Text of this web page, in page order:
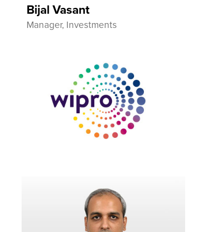
Bijal Vasant
Manager, Investments